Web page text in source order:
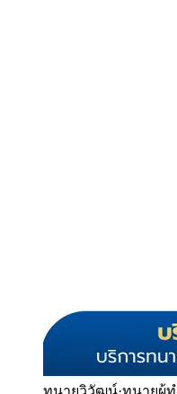
ทนายวิวัฒน์·ทนายผู้